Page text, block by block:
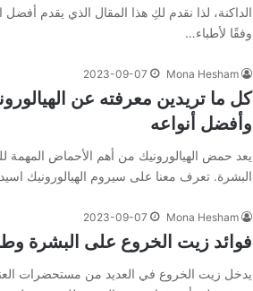
الداكنة، لذا نقدم لكِ هذا المقال الذي يقدم أفضل
وفقًا لأطباء…
Mona Hesham
2023-09-07
كل ما تريدين معرفته عن
وأفضل أنواعه
يعد حمض الهيالورونيك من أهم الأحماض المهمة
البشرة. تعرف معنا على سيروم الهيالورونيك
Mona Hesham
2023-09-07
فوائد زيت الخروع على البشرة
يدخل زيت الخروع في العديد من مستحضرات